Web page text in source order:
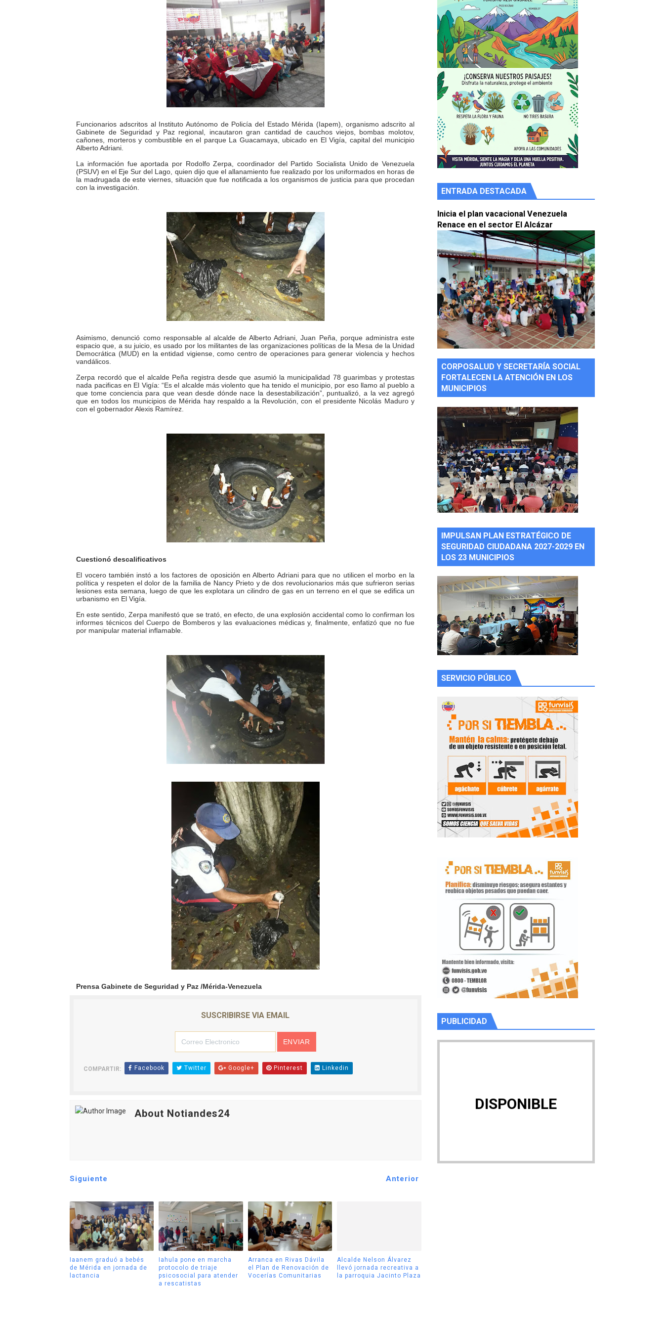
Fundacite Mérida dicta taller gratuito de electrónica básica para jóvenes
INN-Mérida celebró el Lacto grado para promover el inicio de una vida saludable
Impulsan plan estratégico de seguridad ciudadana 2027-2029 en los 23 municipios
Mérida impulsa desarrollo económico con taller de marcas y patentes
Fomficc consolida alianzas e impulsa la economía comunal en Mérida
Niños de Estudiantes de Mérida sembraron 110 árboles en su sede
Corposalud y Secretaría Social fortalecen la atención en los municipios
Inicia el plan vacacional Venezuela Renace en el sector El Alcázar
Entregan planta eléctrica para fortalecer la atención sanitaria en Ejido
Expertos inspeccionan espacios del OAN para la instalación del detector Cherenkov de agua
Dictan MasterClass en el marco del Encuentro LAGO Venezuela, edición Mérida
Campo Elías avanza con plan de asfaltado
Encuentro estadal fortalece la coordinación de políticas sociales en Mérida
Gobernador Arnaldo Sánchez apadrina a más de 993 nuevos bachilleres de Mérida
Plan Quirúrgico Regional llega a Pueblo Llano con la activación de dos quirófanos
Funcionarios adscritos al Instituto Autónomo de Policía del Estado Mérida (Iapem), organismo adscrito al
Gabinete de Seguridad y Paz regional, incautaron gran cantidad de cauchos viejos, bombas molotov,
cañones, morteros y combustible en el parque La Guacamaya, ubicado en El Vigía, capital del municipio
Alberto Adriani.
La información fue aportada por Rodolfo Zerpa, coordinador del Partido Socialista Unido de Venezuela
(PSUV) en el Eje Sur del Lago, quien dijo que el allanamiento fue realizado por los uniformados en horas de
la madrugada de este viernes, situación que fue notificada a los organismos de justicia para que procedan
con la investigación.
Asimismo, denunció como responsable al alcalde de Alberto Adriani, Juan Peña, porque administra este
espacio que, a su juicio, es usado por los militantes de las organizaciones políticas de la Mesa de la Unidad
Democrática (MUD) en la entidad vigiense, como centro de operaciones para generar violencia y hechos
vandálicos.
Zerpa recordó que el alcalde Peña registra desde que asumió la municipalidad 78 guarimbas y protestas
nada pacificas en El Vigía: “Es el alcalde más violento que ha tenido el municipio, por eso llamo al pueblo a
que tome conciencia para que vean desde dónde nace la desestabilización”, puntualizó, a la vez agregó
que en todos los municipios de Mérida hay respaldo a la Revolución, con el presidente Nicolás Maduro y
con el gobernador Alexis Ramírez.
Cuestionó descalificativos
El vocero también instó a los factores de oposición en Alberto Adriani para que no utilicen el morbo en la
política y respeten el dolor de la familia de Nancy Prieto y de dos revolucionarios más que sufrieron serias
lesiones esta semana, luego de que les explotara un cilindro de gas en un terreno en el que se edifica un
urbanismo en El Vigía.
En este sentido, Zerpa manifestó que se trató, en efecto, de una explosión accidental como lo confirman los
informes técnicos del Cuerpo de Bomberos y las evaluaciones médicas y, finalmente, enfatizó que no fue
por manipular material inflamable.
Prensa Gabinete de Seguridad y Paz /Mérida-Venezuela
SUSCRIBIRSE VIA EMAIL
COMPARTIR: Facebook Twitter Google+ Pinterest Linkedin
About Notiandes24
Siguiente Anterior
Iaanem graduó a bebés
de Mérida en jornada de
lactancia
Iahula pone en marcha
protocolo de triaje
psicosocial para atender
a rescatistas
Arranca en Rivas Dávila
el Plan de Renovación de
Vocerías Comunitarias
Alcalde Nelson Álvarez
llevó jornada recreativa a
la parroquia Jacinto Plaza
ENTRADA DESTACADA
Inicia el plan vacacional Venezuela
Renace en el sector El Alcázar
CORPOSALUD Y SECRETARÍA SOCIAL
FORTALECEN LA ATENCIÓN EN LOS
MUNICIPIOS
IMPULSAN PLAN ESTRATÉGICO DE
SEGURIDAD CIUDADANA 2027-2029 EN
LOS 23 MUNICIPIOS
SERVICIO PÚBLICO
PUBLICIDAD
DISPONIBLE